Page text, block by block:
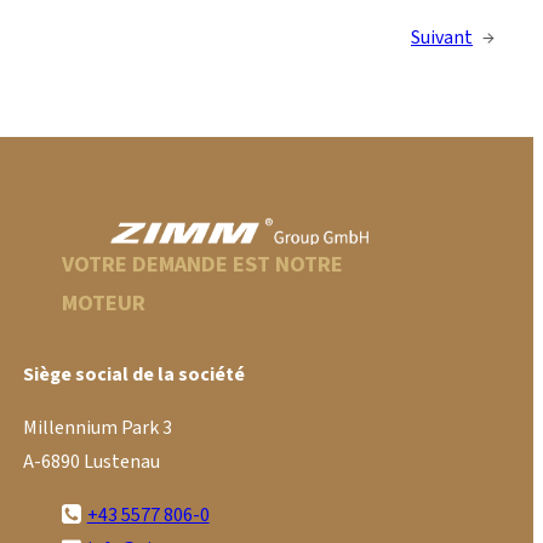
Suivant →
VOTRE DEMANDE EST NOTRE
MOTEUR
Siège social de la société
Millennium Park 3
A-6890 Lustenau
+43 5577 806-0